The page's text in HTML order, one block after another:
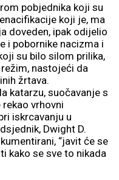
pobjednika koji su
koji je, ma
doveden, ipak odijelio
i pobornike nacizma i
su bilo silom prilika,
nastojeći da
žrtava.
katarzu, suočavanje s
vrhovni
iskrcavanju u
Dwight D.
“javit će se
kako se sve to nikada